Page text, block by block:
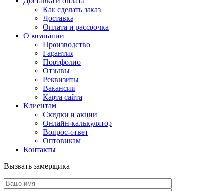
Как сделать заказ
Доставка
Оплата и рассрочка
О компании
Производство
Гарантия
Портфолио
Отзывы
Реквизиты
Вакансии
Карта сайта
Клиентам
Скидки и акции
Онлайн-калькулятор
Вопрос-ответ
Оптовикам
Контакты
Вызвать замерщика